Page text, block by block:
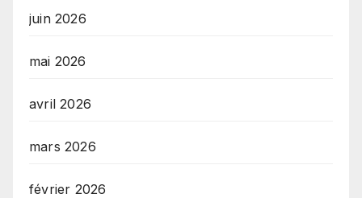
juin 2026
mai 2026
avril 2026
mars 2026
février 2026